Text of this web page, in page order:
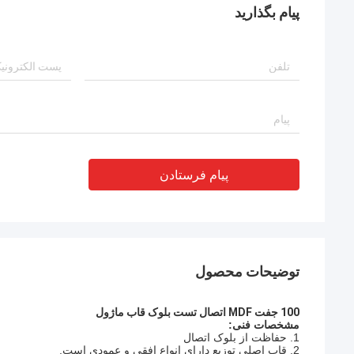
پیام بگذارید
پیام فرستادن
توضیحات محصول
100 جفت MDF اتصال تست بلوک قاب ماژول
مشخصات فنی:
1. حفاظت از بلوک اتصال
2. قاب اصلی توزیع دارای انواع افقی و عمودی است.